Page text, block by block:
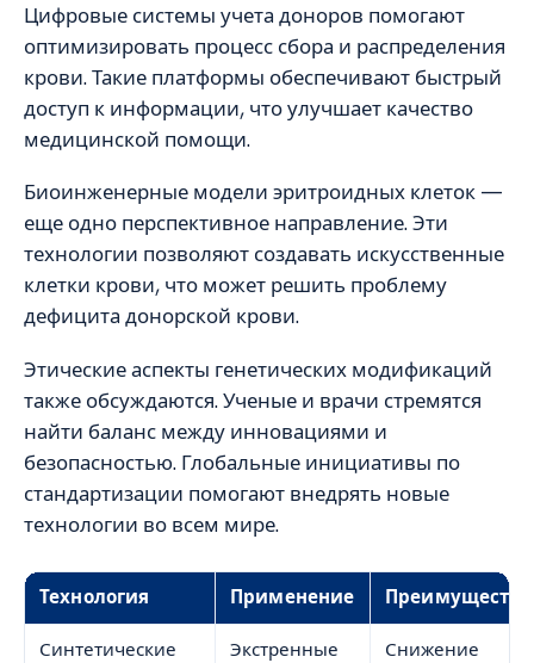
Цифровые системы учета доноров помогают
оптимизировать процесс сбора и распределения
крови. Такие платформы обеспечивают быстрый
доступ к информации, что улучшает качество
медицинской помощи.
Биоинженерные модели эритроидных клеток —
еще одно перспективное направление. Эти
технологии позволяют создавать искусственные
клетки крови, что может решить проблему
дефицита донорской крови.
Этические аспекты генетических модификаций
также обсуждаются. Ученые и врачи стремятся
найти баланс между инновациями и
безопасностью. Глобальные инициативы по
стандартизации помогают внедрять новые
технологии во всем мире.
Технология Применение Преимущества
Синтетические
Экстренные
Снижение